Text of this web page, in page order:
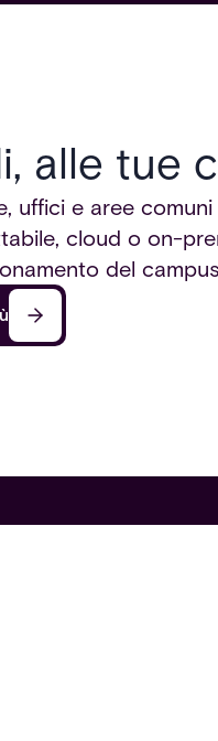
alle tue
uffici e aree
cloud o on-
del